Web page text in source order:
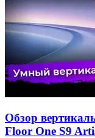
Обзор
Floor One S9